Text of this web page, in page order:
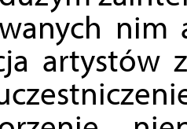
nim
artystów